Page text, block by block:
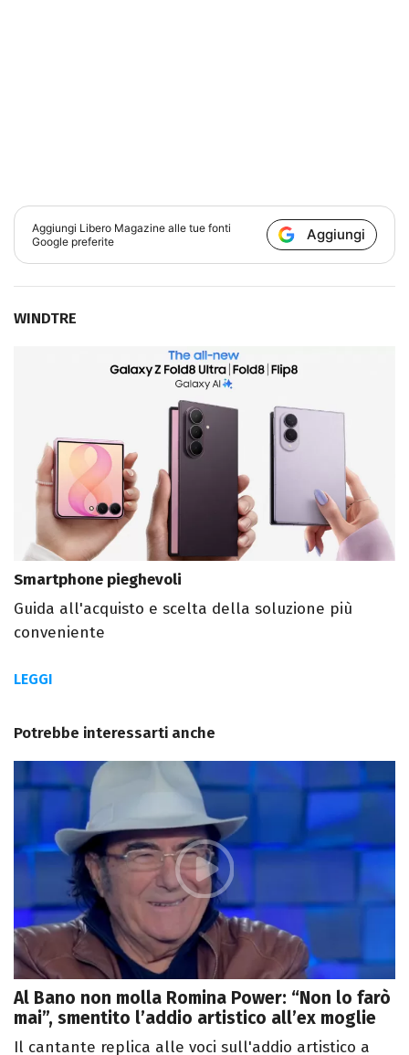
Aggiungi Libero Magazine alle tue fonti
Google preferite
Aggiungi
WINDTRE
Smartphone pieghevoli
Guida all'acquisto e scelta della soluzione più
conveniente
LEGGI
Potrebbe interessarti anche
Al Bano non molla Romina Power: “Non lo farò
mai”, smentito l’addio artistico all’ex moglie
Il cantante replica alle voci sull'addio artistico a